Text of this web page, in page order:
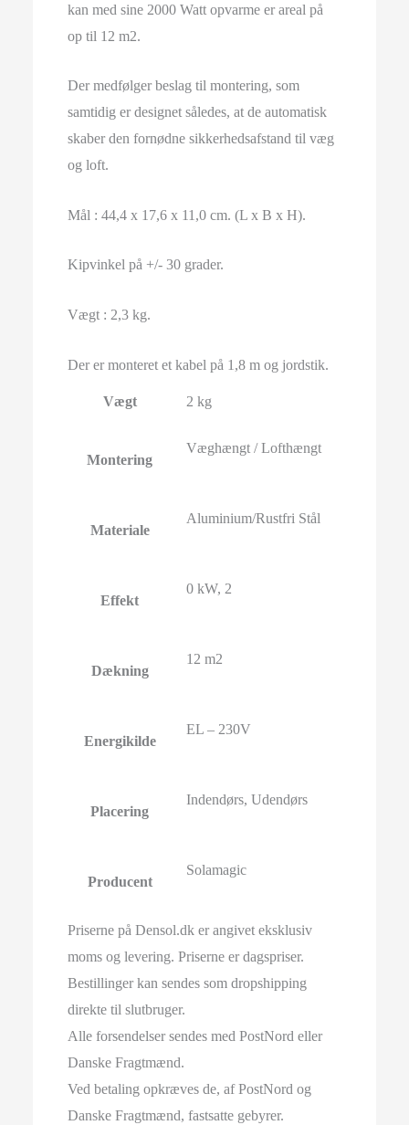
kan med sine 2000 Watt opvarme er areal på
op til 12 m2.
Der medfølger beslag til montering, som
samtidig er designet således, at de automatisk
skaber den fornødne sikkerhedsafstand til væg
og loft.
Mål : 44,4 x 17,6 x 11,0 cm. (L x B x H).
Kipvinkel på +/- 30 grader.
Vægt : 2,3 kg.
Der er monteret et kabel på 1,8 m og jordstik.
Vægt 2 kg
Montering
Væghængt / Lofthængt
Materiale
Aluminium/Rustfri Stål
Effekt
0 kW, 2
Dækning
12 m2
Energikilde
EL – 230V
Placering
Indendørs, Udendørs
Producent
Solamagic
Priserne på Densol.dk er angivet eksklusiv
moms og levering. Priserne er dagspriser.
Bestillinger kan sendes som dropshipping
direkte til slutbruger.
Alle forsendelser sendes med PostNord eller
Danske Fragtmænd.
Ved betaling opkræves de, af PostNord og
Danske Fragtmænd, fastsatte gebyrer.